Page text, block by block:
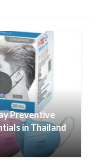
Preventive
in Thailand